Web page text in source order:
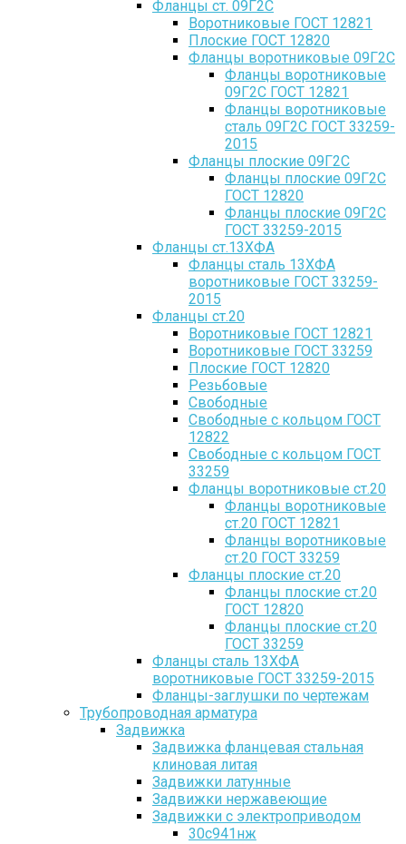
Фланцы ст. 09Г2С
Воротниковые ГОСТ 12821
Плоские ГОСТ 12820
Фланцы воротниковые 09Г2С
Фланцы воротниковые
09Г2С ГОСТ 12821
Фланцы воротниковые
сталь 09Г2С ГОСТ 33259-
2015
Фланцы плоские 09Г2С
Фланцы плоские 09Г2С
ГОСТ 12820
Фланцы плоские 09Г2С
ГОСТ 33259-2015
Фланцы ст.13ХФА
Фланцы сталь 13ХФА
воротниковые ГОСТ 33259-
2015
Фланцы ст.20
Воротниковые ГОСТ 12821
Воротниковые ГОСТ 33259
Плоские ГОСТ 12820
Резьбовые
Свободные
Свободные с кольцом ГОСТ
12822
Свободные с кольцом ГОСТ
33259
Фланцы воротниковые ст.20
Фланцы воротниковые
ст.20 ГОСТ 12821
Фланцы воротниковые
ст.20 ГОСТ 33259
Фланцы плоские ст.20
Фланцы плоские ст.20
ГОСТ 12820
Фланцы плоские ст.20
ГОСТ 33259
Фланцы сталь 13ХФА
воротниковые ГОСТ 33259-2015
Фланцы-заглушки по чертежам
Трубопроводная арматура
Задвижка
Задвижка фланцевая стальная
клиновая литая
Задвижки латунные
Задвижки нержавеющие
Задвижки с электроприводом
30с941нж